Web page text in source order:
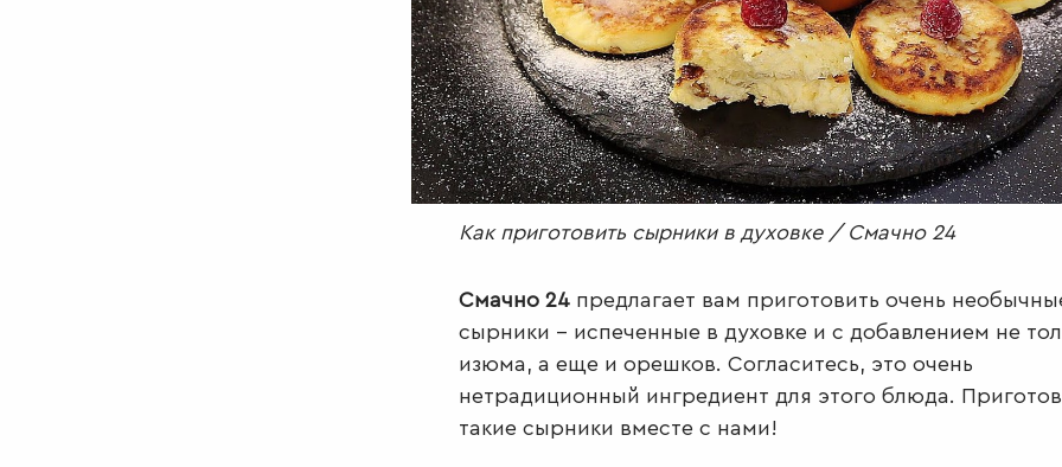
Как приготовить сырники в духовке / Смачно 24
Смачно 24 предлагает вам приготовить очень
сырники – испеченные в духовке и с добавлением не
изюма, а еще и орешков. Согласитесь, это очень
нетрадиционный ингредиент для этого блюда.
такие сырники вместе с нами!